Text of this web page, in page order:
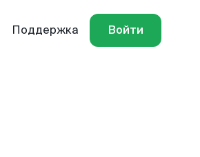
Поддержка Войти